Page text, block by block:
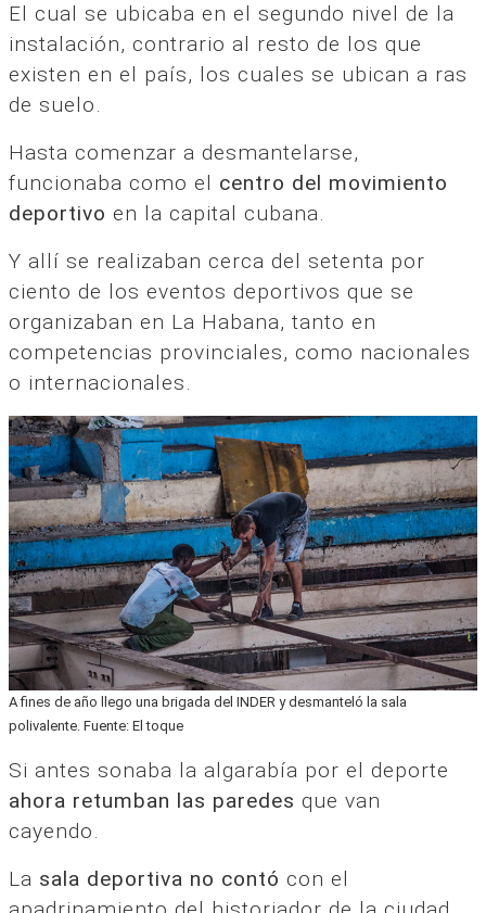
El cual se ubicaba en el segundo nivel de la
instalación, contrario al resto de los que
existen en el país, los cuales se ubican a ras
de suelo.
Hasta comenzar a desmantelarse,
funcionaba como el centro del movimiento
deportivo en la capital cubana.
Y allí se realizaban cerca del setenta por
ciento de los eventos deportivos que se
organizaban en La Habana, tanto en
competencias provinciales, como nacionales
o internacionales.
A fines de año llego una brigada del INDER y desmanteló la sala
polivalente. Fuente: El toque
Si antes sonaba la algarabía por el deporte
ahora retumban las paredes que van
cayendo.
La sala deportiva no contó con el